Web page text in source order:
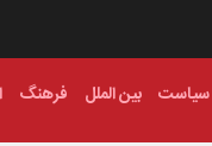
سیاست بین الملل فرهنگ